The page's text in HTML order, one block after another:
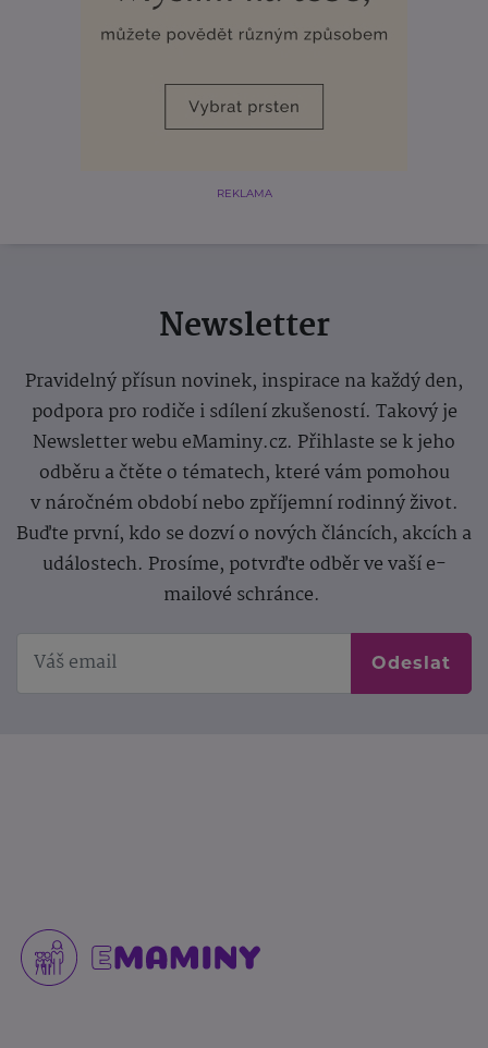
REKLAMA
Newsletter
Pravidelný přísun novinek, inspirace na každý den,
podpora pro rodiče i sdílení zkušeností. Takový je
Newsletter webu eMaminy.cz. Přihlaste se k jeho
odběru a čtěte o tématech, které vám pomohou
v náročném období nebo zpříjemní rodinný život.
Buďte první, kdo se dozví o nových článcích, akcích a
událostech. Prosíme, potvrďte odběr ve vaší e-
mailové schránce.
Odeslat